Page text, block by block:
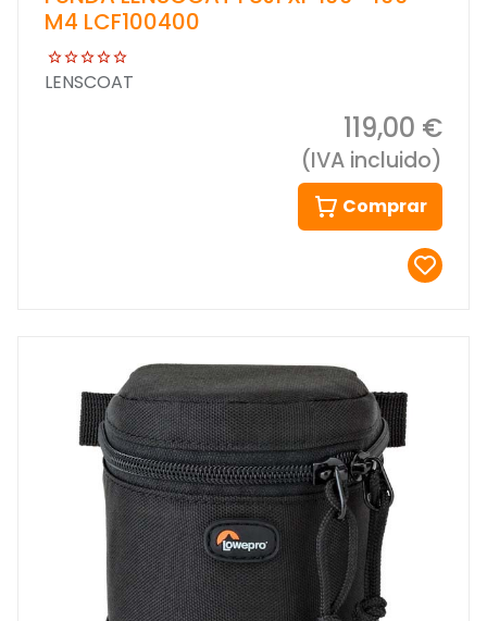
M4 LCF100400
LENSCOAT
119,00 €
(IVA incluido)
Comprar